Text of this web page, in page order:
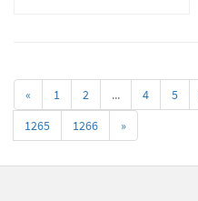
« 1 2 ... 4 5
1265
1266 »